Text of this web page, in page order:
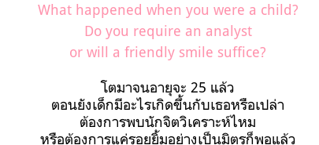
What happened when you were a child?
Do you require an analyst
or will a friendly smile suffice?
โตมาจนอายุจะ 25 แล้ว
ตอนยังเด็กมีอะไรเกิดขึ้นกับเธอหรือเปล่า
ต้องการพบนักจิตวิเคราะห์ไหม
หรือต้องการแค่รอยยิ้มอย่างเป็นมิตรก็พอแล้ว